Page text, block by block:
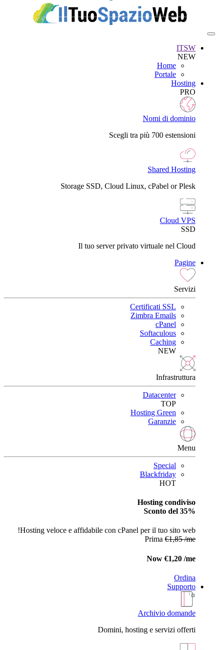
ITSW
NEW
Home
Portale
Hosting
PRO
Nomi di dominio
Scegli tra più 700 estensioni
Shared Hosting
Storage SSD, Cloud Linux, cPabel or Plesk
Cloud VPS
SSD
Il tuo server privato virtuale nel Cloud
Pagine
Servizi
Certificati SSL
Zimbra Emails
cPanel
Softaculous
Caching
NEW
Infrastruttura
Datacenter
TOP
Hosting Green
Garanzie
Menu
Special
Blackfriday
HOT
Hosting condiviso
Sconto del 35%
Hosting veloce e affidabile con cPanel per il tuo sito web!
Prima €1,85 /me
Now €1,20 /me
Ordina
Supporto
Archivio domande
Domini, hosting e servizi offerti